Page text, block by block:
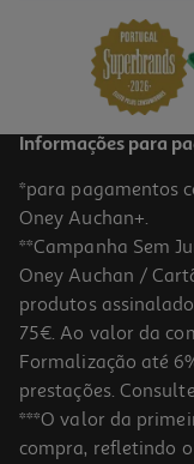
Tofu Seara Fumado
13.96 €/Kg
Informações para
*para pagamentos
Oney Auchan+.
**Campanha Sem
Oney Auchan /
produtos
75€. Ao valor da
Formalização até
prestações.
***O valor da
compra, refletindo